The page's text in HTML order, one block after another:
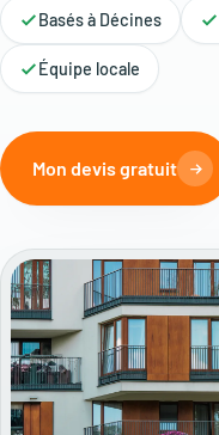
Basés à Décines
Équipe locale
Mon devis gratuit